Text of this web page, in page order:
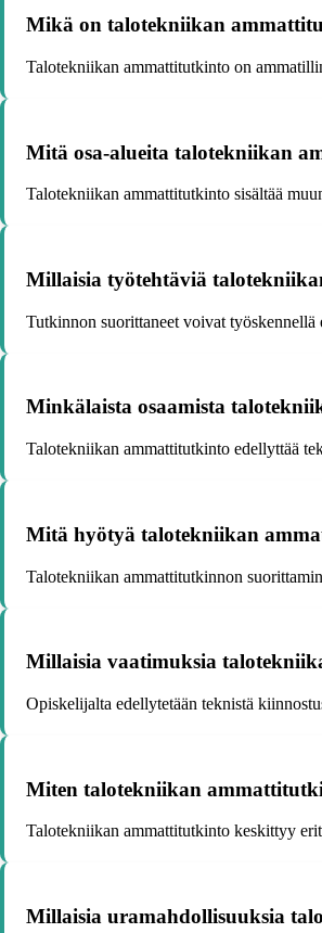
Mikä on talotekniikan
Talotekniikan ammattitutkinto on
Mitä osa-alueita talotekniikan
Talotekniikan ammattitutkinto sisältää
Millaisia työtehtäviä
Tutkinnon suorittaneet voivat työskennellä
Minkälaista osaamista
Talotekniikan ammattitutkinto edellyttää
Mitä hyötyä talotekniikan
Talotekniikan ammattitutkinnon
Millaisia vaatimuksia
Opiskelijalta edellytetään teknistä
Miten talotekniikan
Talotekniikan ammattitutkinto keskittyy
Millaisia uramahdollisuuksia